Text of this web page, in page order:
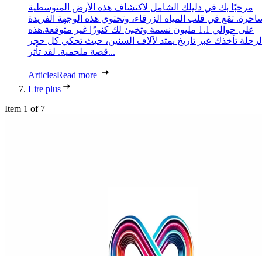
مرحبًا بك في دليلك الشامل لاكتشاف هذه الأرض المتوسطية
تقع في قلب المياه الزرقاء، وتحتوي هذه الوجهة الفريدة
على حوالي 1.1 مليون نسمة وتخبئ لك كنوزًا غير متوقعة.هذه
تأخذك عبر تاريخ يمتد لآلاف السنين، حيث تحكي كل حجر
قصة ملحمية. لقد تأثر...
ArticlesRead more
Lire plus
Item 1 of 7